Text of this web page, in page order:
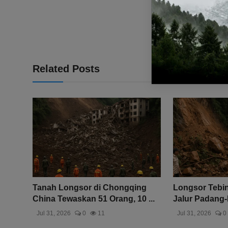
Related Posts
Tanah Longsor di Chongqing
China Tewaskan 51 Orang, 10 ...
Jul 31, 2026 0 11
Longsor
Jalur
Jul 31, 2026 0